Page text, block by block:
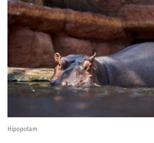
Hipopotam